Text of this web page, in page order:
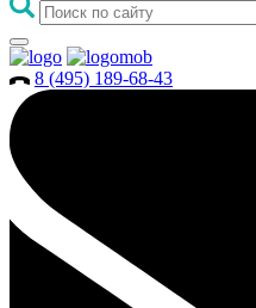
8 (495) 189-68-43